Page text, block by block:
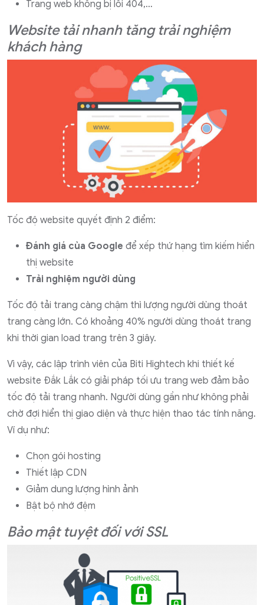
Trang web không bị lỗi 404,…
Website tải nhanh tăng trải nghiệm
khách hàng
Tốc độ website quyết định 2 điểm:
Đánh giá của Google để xếp thứ hạng tìm kiếm hiển
thị website
Trải nghiệm người dùng
Tốc độ tải trang càng chậm thì lượng người dùng thoát
trang càng lớn. Có khoảng 40% người dùng thoát trang
khi thời gian load trang trên 3 giây.
Vì vậy, các lập trình viên của Biti Hightech khi thiết kế
website Đắk Lắk có giải pháp tối ưu trang web đảm bảo
tốc độ tải trang nhanh. Người dùng gần như không phải
chờ đợi hiển thị giao diện và thực hiện thao tác tính năng.
Ví dụ như:
Chọn gói hosting
Thiết lập CDN
Giảm dung lượng hình ảnh
Bật bộ nhớ đệm
Bảo mật tuyệt đối với SSL